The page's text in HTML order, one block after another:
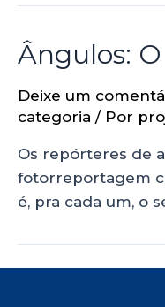
Ângulos:
Deixe um
categoria / Por
Os repórteres de
fotorreportagem
é, pra cada um, o